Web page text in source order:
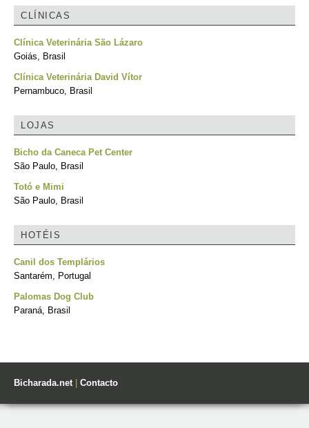
CLÍNICAS
Clínica Veterinária São Lázaro
Goiás, Brasil
Clínica Veterinária David Vítor
Pernambuco, Brasil
LOJAS
Bicho da Caneca Pet Center
São Paulo, Brasil
Totó e Mimi
São Paulo, Brasil
HOTÉIS
Canil dos Templários
Santarém, Portugal
Palomas Dog Club
Paraná, Brasil
Bicharada.net| Contacto